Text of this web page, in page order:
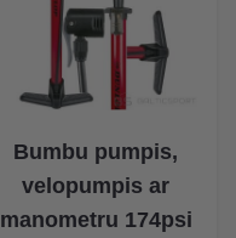
Bumbu pumpis,
velopumpis ar
manometru 174psi